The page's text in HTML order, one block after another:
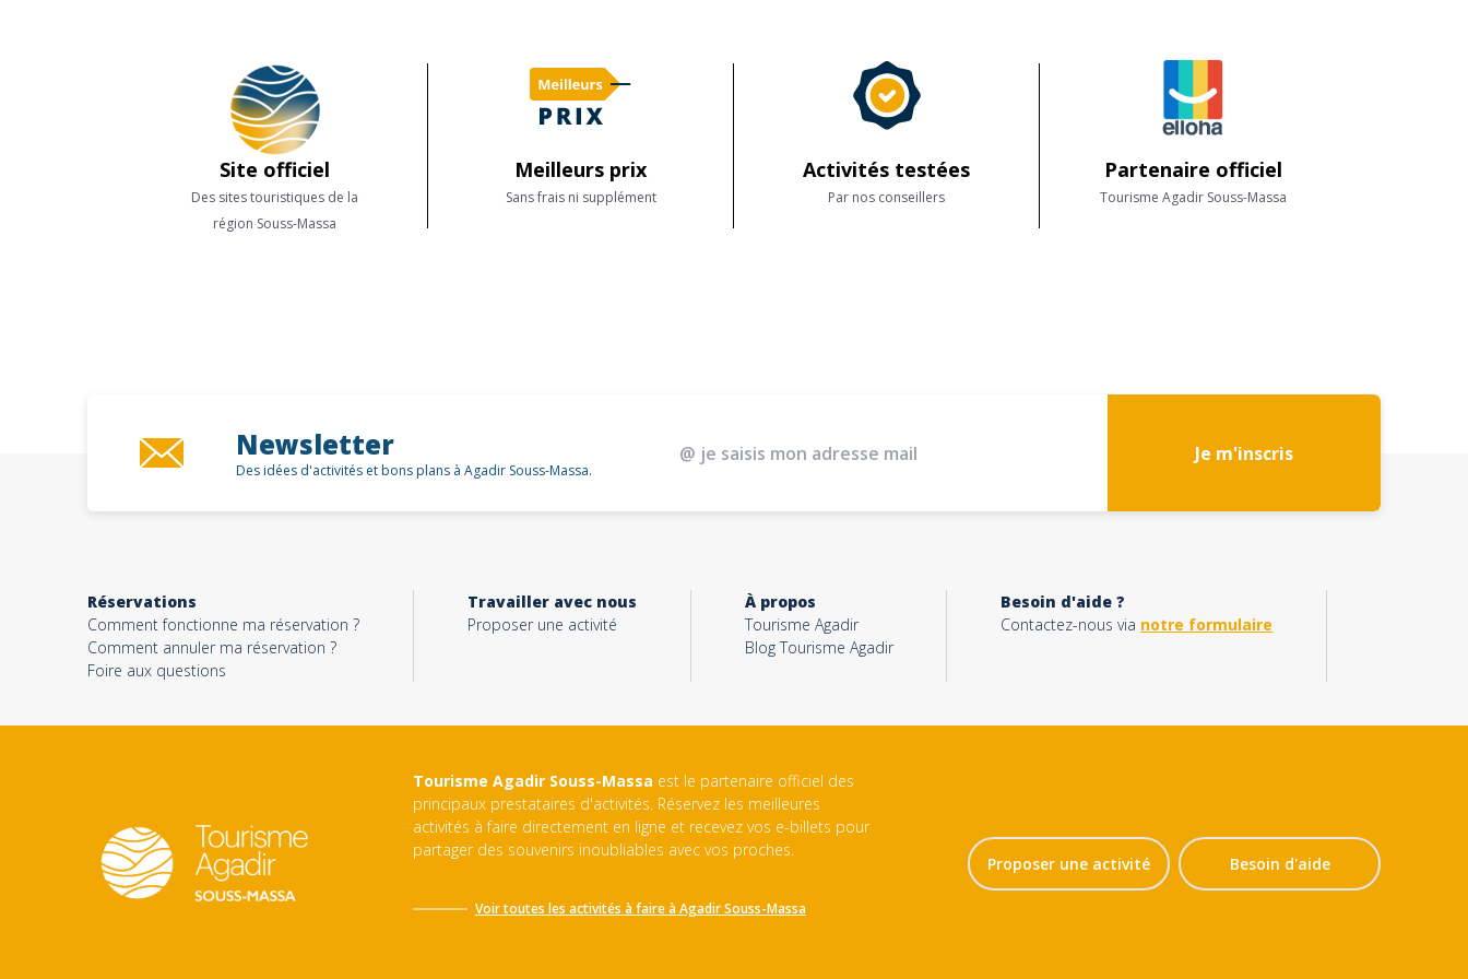
Site officiel
Des sites touristiques de la
région Souss-Massa
Meilleurs prix
Sans frais ni supplément
Activités testées
Par nos conseillers
Partenaire officiel
Tourisme Agadir Souss-Massa
Newsletter
Des idées d'activités et bons plans à Agadir Souss-Massa.
Je m'inscris
Réservations
Comment fonctionne ma réservation ?
Comment annuler ma réservation ?
Foire aux questions
Travailler avec nous
Proposer une activité
À propos
Tourisme Agadir
Blog Tourisme Agadir
Besoin d'aide ?
Contactez-nous via notre formulaire
Tourisme Agadir Souss-Massa est le partenaire officiel des
principaux prestataires d'activités. Réservez les meilleures
activités à faire directement en ligne et recevez vos e-billets pour
partager des souvenirs inoubliables avec vos proches.
Voir toutes les activités à faire àAgadir Souss-Massa
Proposer une activité Besoin d'aide